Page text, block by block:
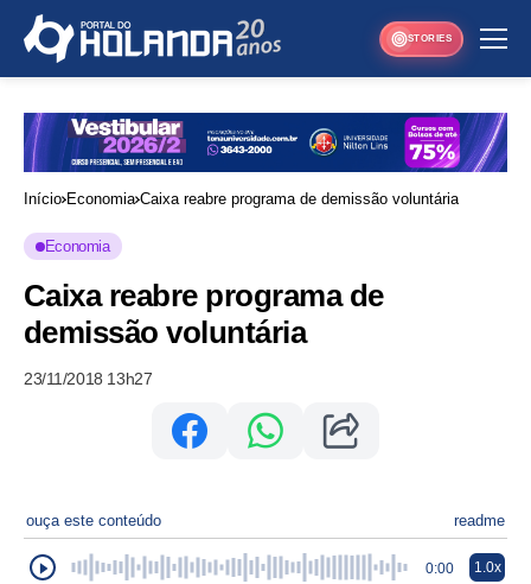
STORIES
Início Economia Caixa reabre programa de demissão voluntária
Economia
Caixa reabre programa de
demissão voluntária
23/11/2018 13h27
ouça este conteúdo readme
0:00 1.0x